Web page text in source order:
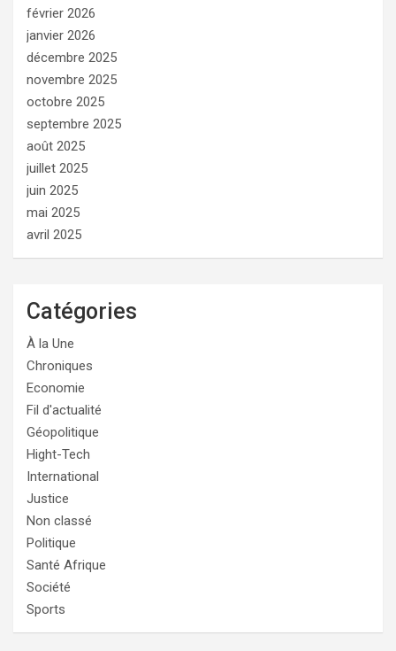
février 2026
janvier 2026
décembre 2025
novembre 2025
octobre 2025
septembre 2025
août 2025
juillet 2025
juin 2025
mai 2025
avril 2025
Catégories
À la Une
Chroniques
Economie
Fil d'actualité
Géopolitique
Hight-Tech
International
Justice
Non classé
Politique
Santé Afrique
Société
Sports